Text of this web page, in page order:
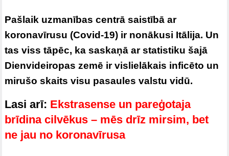
Pašlaik uzmanības centrā saistībā ar
koronavīrusu (Covid-19) ir nonākusi Itālija. Un
tas viss tāpēc, ka saskaņā ar statistiku šajā
Dienvideiropas zemē ir vislielākais inficēto un
mirušo skaits visu pasaules valstu vidū.
Lasi arī: Ekstrasense un pareģotaja
brīdina cilvēkus – mēs drīz mirsim, bet
ne jau no koronavīrusa